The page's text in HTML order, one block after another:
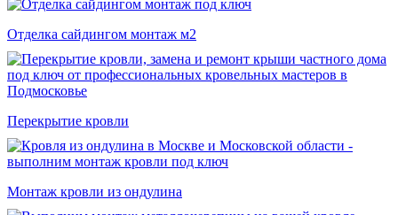
Отделка сайдингом монтаж м2
Перекрытие кровли
Монтаж кровли из ондулина